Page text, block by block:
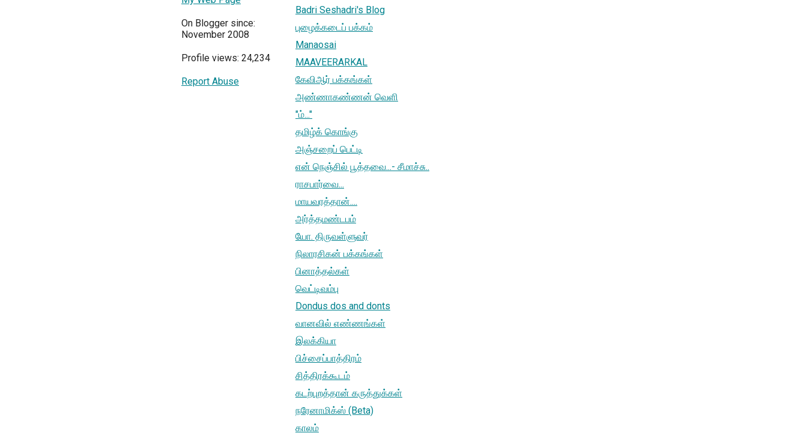
On Blogger since:
November 2008
Profile views: 24,234
Report Abuse
Badri Seshadri's Blog
புழைக்கடைப் பக்கம்
Manaosai
MAAVEERARKAL
கேவிஆர் பக்கங்கள்
அண்ணாகண்ணன் வெளி
"ம்..."
தமிழ்க் கொங்கு
அஞ்சறைப் பெட்டி
என் நெஞ்சில் பூத்தவை...- சீமாச்சு..
ராசபார்வை...
மாயவரத்தான்....
அர்த்தமண்டபம்
யோ. திருவள்ளுவர்
நிலாரசிகன் பக்கங்கள்
பினாத்தல்கள்
வெட்டிவம்பு
Dondus dos and donts
வானவில் எண்ணங்கள்
இலக்கியா
பிச்சைப்பாத்திரம்
சித்திரக்கூடம்
கடற்புறத்தான் கருத்துக்கள்
நரேனாமிக்ஸ் (Beta)
காலம்